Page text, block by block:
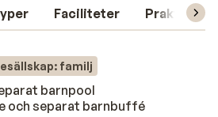
Faciliteter Praktisk
familj
barnpool
och separat barnbuffé